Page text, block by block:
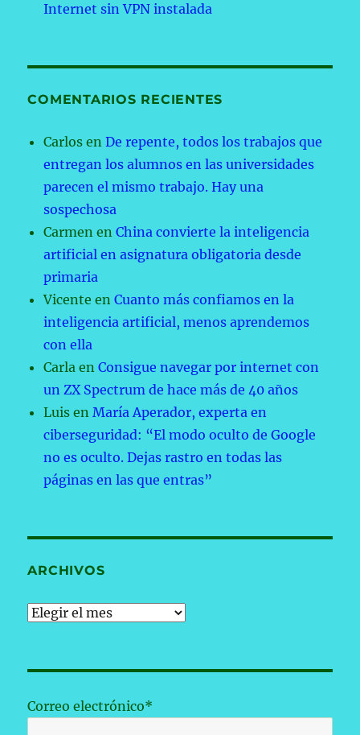
Internet sin VPN instalada
COMENTARIOS RECIENTES
Carlos enDe repente, todos los trabajos que
entregan los alumnos en las universidades
parecen el mismo trabajo. Hay una
sospechosa
Carmen enChina convierte la inteligencia
artificial en asignatura obligatoria desde
primaria
Vicente enCuanto más confiamos en la
inteligencia artificial, menos aprendemos
con ella
Carla enConsigue navegar por internet con
un ZX Spectrum de hace más de 40 años
Luis enMaría Aperador, experta en
ciberseguridad: “El modo oculto de Google
no es oculto. Dejas rastro en todas las
páginas en las que entras”
ARCHIVOS
Archivos
Correo electrónico*